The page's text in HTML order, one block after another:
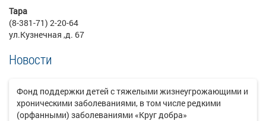
Тара
(8-381-71) 2-20-64
ул.Кузнечная ,д. 67
Новости
Фонд поддержки детей с тяжелыми жизнеугрожающими и
хроническими заболеваниями, в том числе редкими
(орфанными) заболеваниями «Круг добра»